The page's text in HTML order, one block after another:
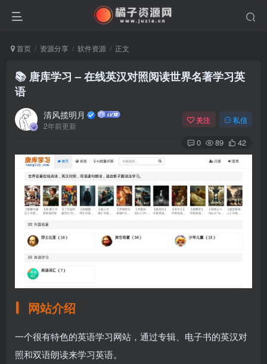
首页 资源分享 软件资源 正文
📚 唐库学习 – 在线英汉对照阅读世界名著学习英
语
清风揽明月
2年前更新
关注 私信
0 89 42
网站介绍
一个很有特色的英语学习网站，通过专辑、电子书的英汉对
照和双语朗读来学习英语。